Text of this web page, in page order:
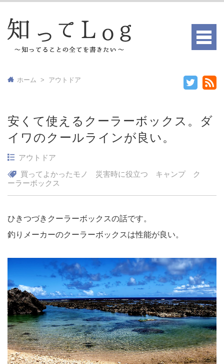
ホーム > アウトドア
安くて使えるクーラーボックス。ダ
イワのクールラインが良い。
アウトドア
買ってよかったモノ
災害時に役立つ キャンプ
ク
ーラーボックス
ひきつづきクーラーボックスの話です。
釣りメーカーのクーラーボックスは性能が良い。